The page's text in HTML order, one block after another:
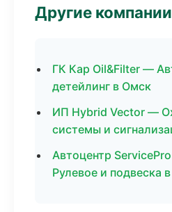
Другие компании
ГК Кар Oil&Filter —
детейлинг в Омск
ИП Hybrid Vector —
системы и
Автоцентр
Рулевое и подвеска